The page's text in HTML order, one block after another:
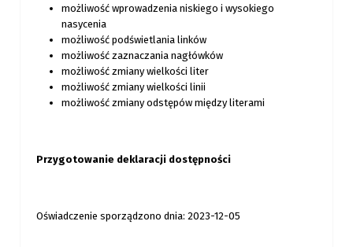
możliwość wprowadzenia niskiego i wysokiego
nasycenia
możliwość podświetlania linków
możliwość zaznaczania nagłówków
możliwość zmiany wielkości liter
możliwość zmiany wielkości linii
możliwość zmiany odstępów między literami
Przygotowanie deklaracji dostępności
Oświadczenie sporządzono dnia: 2023-12-05